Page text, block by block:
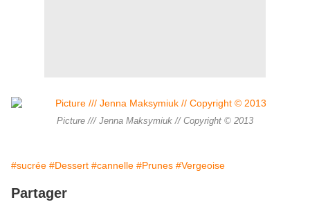
Picture /// Jenna Maksymiuk // Copyright © 2013
#sucrée #Dessert #cannelle #Prunes #Vergeoise
Partager